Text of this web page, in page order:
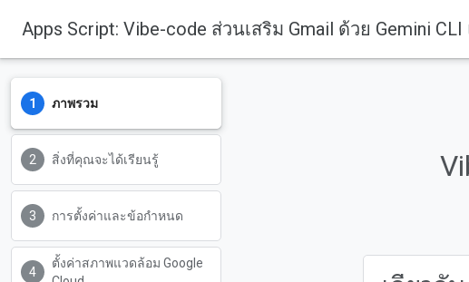
Apps Script: Vibe-code ส่วนเสริม Gmail ด้วย Gemini
ภาพรวม
สิ่งที่คุณจะได้เรียนรู้
การตั้งค่าและข้อกำหนด
ตั้งค่าสภาพแวดล้อม Google